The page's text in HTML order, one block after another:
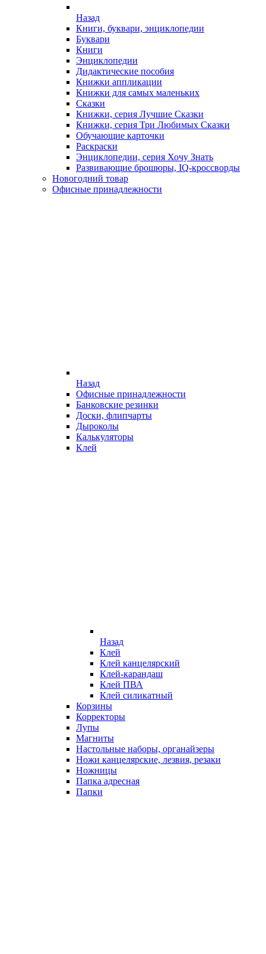
Назад
Книги, буквари, энциклопедии
Буквари
Книги
Энциклопедии
Дидактические пособия
Книжки аппликации
Книжки для самых маленьких
Сказки
Книжки, серия Лучшие Сказки
Книжки, серия Три Любимых Сказки
Обучающие карточки
Раскраски
Энциклопедии, серия Хочу Знать
Развивающие брошюры, IQ-кроссворды
Новогодний товар
Офисные принадлежности
Назад
Офисные принадлежности
Банковские резинки
Доски, флипчарты
Дыроколы
Калькуляторы
Клей
Назад
Клей
Клей канцелярский
Клей-карандаш
Клей ПВА
Клей силикатный
Корзины
Корректоры
Лупы
Магниты
Настольные наборы, органайзеры
Ножи канцелярские, лезвия, резаки
Ножницы
Папка адресная
Папки